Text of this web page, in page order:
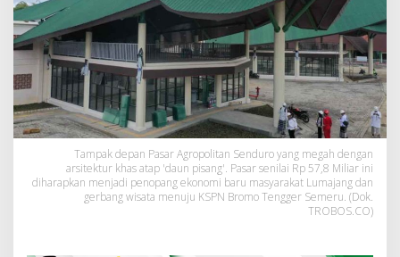
r
o
p
o
l
i
t
a
n
S
e
n
d
Tampak depan Pasar Agropolitan Senduro yang megah dengan
arsitektur khas atap 'daun pisang'. Pasar senilai Rp 57,8 Miliar ini
diharapkan menjadi penopang ekonomi baru masyarakat Lumajang dan
gerbang wisata menuju KSPN Bromo Tengger Semeru. (Dok.
TROBOS.CO)